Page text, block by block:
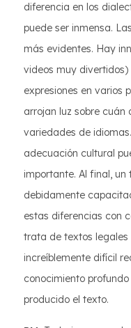
diferencia en los
puede ser inmensa.
más evidentes. Hay
videos muy
expresiones en varios
arrojan luz sobre cuán
variedades de
adecuación cultural
importante. Al final,
debidamente
estas diferencias con
trata de textos legales
increíblemente difícil
conocimiento
producido el texto.